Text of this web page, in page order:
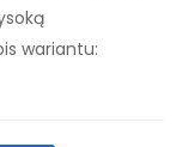
wariantu: